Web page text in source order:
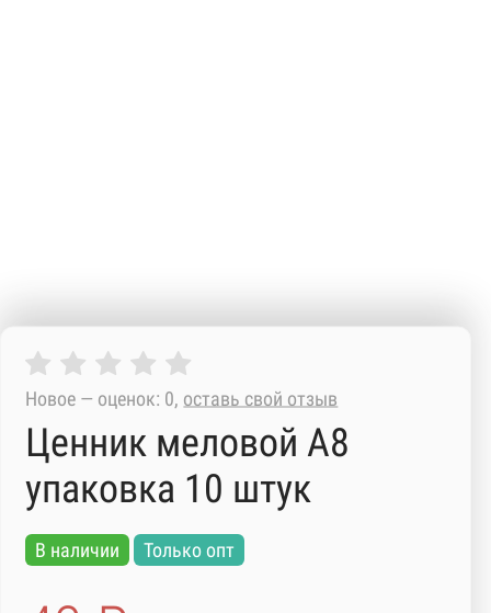
Новое — оценок: 0, оставь свой отзыв
Ценник меловой А8
упаковка 10 штук
В наличии Только опт